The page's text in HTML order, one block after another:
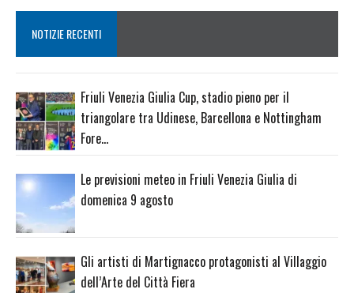
NOTIZIE RECENTI
Friuli Venezia Giulia Cup, stadio pieno per il
triangolare tra Udinese, Barcellona e Nottingham
Fore…
Le previsioni meteo in Friuli Venezia Giulia di
domenica 9 agosto
Gli artisti di Martignacco protagonisti al Villaggio
dell’Arte del Città Fiera